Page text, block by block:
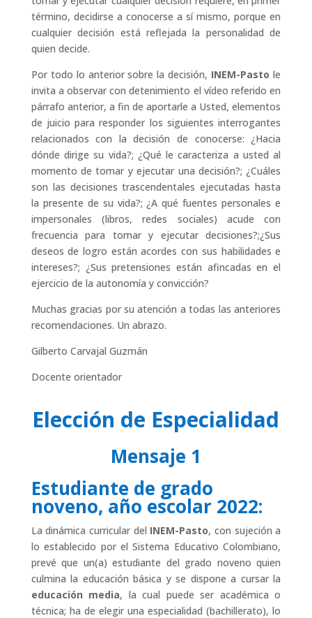
término, decidirse a conocerse a sí mismo, porque en
cualquier decisión está reflejada la personalidad de
quien decide.
Por todo lo anterior sobre la decisión, INEM-Pasto le
invita a observar con detenimiento el vídeo referido en
párrafo anterior, a fin de aportarle a Usted, elementos
de juicio para responder los siguientes interrogantes
relacionados con la decisión de conocerse: ¿Hacia
dónde dirige su vida?; ¿Qué le caracteriza a usted al
momento de tomar y ejecutar una decisión?; ¿Cuáles
son las decisiones trascendentales ejecutadas hasta
la presente de su vida?; ¿A qué fuentes personales e
impersonales (libros, redes sociales) acude con
frecuencia para tomar y ejecutar decisiones?;¿Sus
deseos de logro están acordes con sus habilidades e
intereses?; ¿Sus pretensiones están afincadas en el
ejercicio de la autonomía y convicción?
Muchas gracias por su atención a todas las anteriores
recomendaciones. Un abrazo.
Gilberto Carvajal Guzmán
Docente orientador
Elección de Especialidad
Mensaje 1
Estudiante de grado
noveno, año escolar 2022:
La dinámica curricular del INEM-Pasto, con sujeción a
lo establecido por el Sistema Educativo Colombiano,
prevé que un(a) estudiante del grado noveno quien
culmina la educación básica y se dispone a cursar la
educación media, la cual puede ser académica o
técnica; ha de elegir una especialidad (bachillerato), lo